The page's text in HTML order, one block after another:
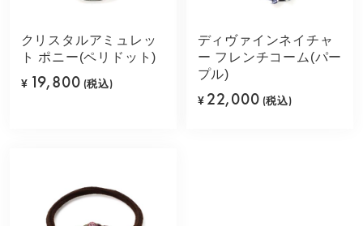
クリスタルアミュレッ
ト ポニー(ペリドット)
¥ 19,800 (税込)
ディヴァインネイチャ
ー フレンチコーム(パー
プル)
¥ 22,000 (税込)